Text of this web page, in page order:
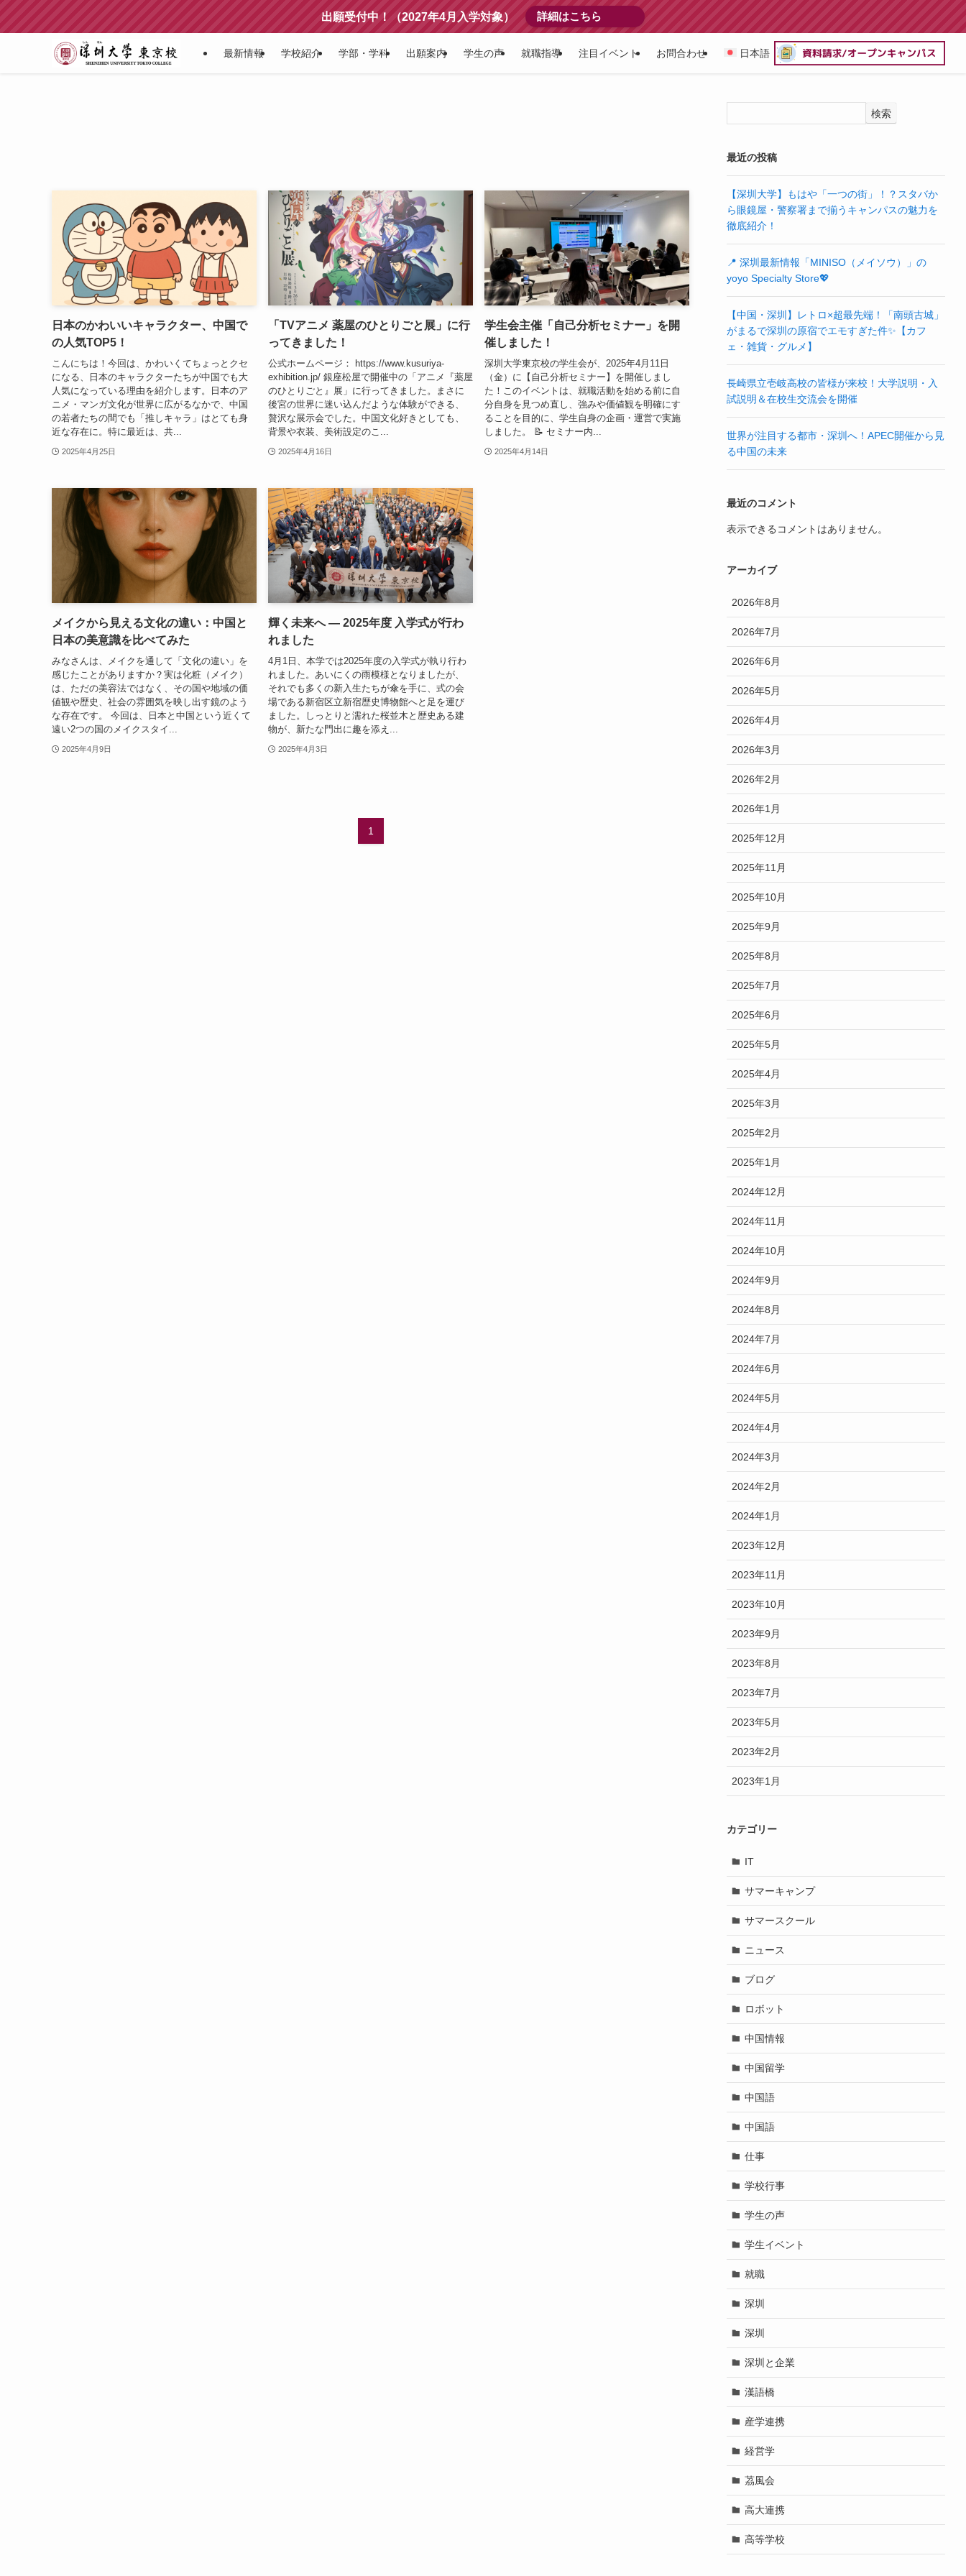
出願受付中！（2027年4月入学対象） 詳細はこちら
最新情報 学校紹介 学部・学科 出願案内 学生の声 就職指導 注目イベント お問合わせ 日本語
日本のかわいいキャラクター、中国で
の人気TOP5！
こんにちは！今回は、かわいくてちょっとクセ
になる、日本のキャラクターたちが中国でも大
人気になっている理由を紹介します。日本のア
ニメ・マンガ文化が世界に広がるなかで、中国
の若者たちの間でも「推しキャラ」はとても身
近な存在に。特に最近は、共...
2025年4月25日
「TVアニメ 薬屋のひとりごと展」に行
ってきました！
公式ホームページ： https://www.kusuriya-
exhibition.jp/ 銀座松屋で開催中の「アニメ『薬屋
のひとりごと』展」に行ってきました。まさに
後宮の世界に迷い込んだような体験ができる、
贅沢な展示会でした。中国文化好きとしても、
背景や衣装、美術設定のこ...
2025年4月16日
学生会主催「自己分析セミナー」を開
催しました！
深圳大学東京校の学生会が、2025年4月11日
（金）に【自己分析セミナー】を開催しまし
た！このイベントは、就職活動を始める前に自
分自身を見つめ直し、強みや価値観を明確にす
ることを目的に、学生自身の企画・運営で実施
しました。 📝 セミナー内...
2025年4月14日
メイクから見える文化の違い：中国と
日本の美意識を比べてみた
みなさんは、メイクを通して「文化の違い」を
感じたことがありますか？実は化粧（メイク）
は、ただの美容法ではなく、その国や地域の価
値観や歴史、社会の雰囲気を映し出す鏡のよう
な存在です。 今回は、日本と中国という近くて
遠い2つの国のメイクスタイ...
2025年4月9日
輝く未来へ ― 2025年度 入学式が行わ
れました
4月1日、本学では2025年度の入学式が執り行わ
れました。あいにくの雨模様となりましたが、
それでも多くの新入生たちが傘を手に、式の会
場である新宿区立新宿歴史博物館へと足を運び
ました。しっとりと濡れた桜並木と歴史ある建
物が、新たな門出に趣を添え...
2025年4月3日
1
検索
最近の投稿
【深圳大学】もはや「一つの街」！？スタバか
ら眼鏡屋・警察署まで揃うキャンパスの魅力を
徹底紹介！
📍 深圳最新情報「MINISO（メイソウ）」の
yoyo Specialty Store💖
【中国・深圳】レトロ×超最先端！「南頭古城」
がまるで深圳の原宿でエモすぎた件✨【カフ
ェ・雑貨・グルメ】
長崎県立壱岐高校の皆様が来校！大学説明・入
試説明＆在校生交流会を開催
世界が注目する都市・深圳へ！APEC開催から見
る中国の未来
最近のコメント
表示できるコメントはありません。
アーカイブ
2026年8月
2026年7月
2026年6月
2026年5月
2026年4月
2026年3月
2026年2月
2026年1月
2025年12月
2025年11月
2025年10月
2025年9月
2025年8月
2025年7月
2025年6月
2025年5月
2025年4月
2025年3月
2025年2月
2025年1月
2024年12月
2024年11月
2024年10月
2024年9月
2024年8月
2024年7月
2024年6月
2024年5月
2024年4月
2024年3月
2024年2月
2024年1月
2023年12月
2023年11月
2023年10月
2023年9月
2023年8月
2023年7月
2023年5月
2023年2月
2023年1月
カテゴリー
IT
サマーキャンプ
サマースクール
ニュース
ブログ
ロボット
中国情報
中国留学
中国語
中国語
仕事
学校行事
学生の声
学生イベント
就職
深圳
深圳
深圳と企業
漢語橋
産学連携
経営学
茘風会
高大連携
高等学校